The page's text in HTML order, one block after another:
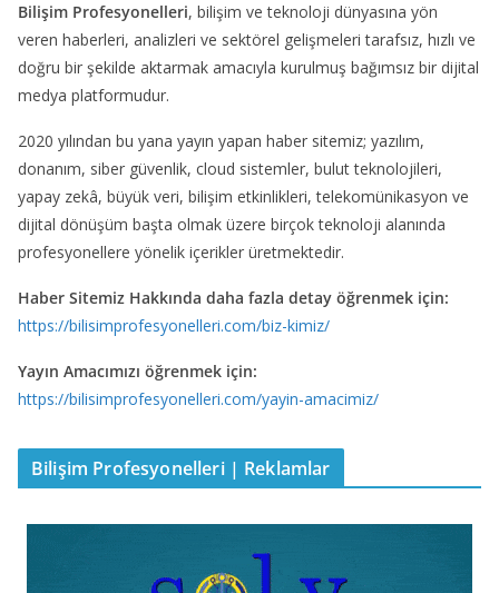
Bilişim Profesyonelleri, bilişim ve teknoloji dünyasına yön
veren haberleri, analizleri ve sektörel gelişmeleri tarafsız, hızlı ve
doğru bir şekilde aktarmak amacıyla kurulmuş bağımsız bir dijital
medya platformudur.
2020 yılından bu yana yayın yapan haber sitemiz; yazılım,
donanım, siber güvenlik, cloud sistemler, bulut teknolojileri,
yapay zekâ, büyük veri, bilişim etkinlikleri, telekomünikasyon ve
dijital dönüşüm başta olmak üzere birçok teknoloji alanında
profesyonellere yönelik içerikler üretmektedir.
Haber Sitemiz Hakkında daha fazla detay öğrenmek için:
https://bilisimprofesyonelleri.com/biz-kimiz/
Yayın Amacımızı öğrenmek için:
https://bilisimprofesyonelleri.com/yayin-amacimiz/
Bilişim Profesyonelleri | Reklamlar